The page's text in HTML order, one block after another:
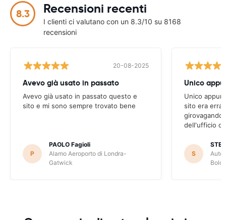
8.3 Recensioni recenti
I clienti ci valutano con un 8.3/10 su 8168
recensioni
20-08-2025
Avevo già usato in passato
Avevo già usato in passato questo e
sito e mi sono sempre trovato bene
P
PAOLO Fagioli
Alamo Aeroporto di Londra-
Gatwick
Unico
sito era
girovagando
dell'ufficio di
S